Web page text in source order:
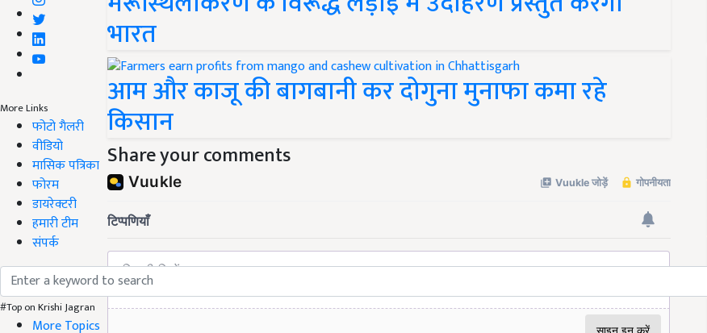
More Links
फोटो गैलरी
वीडियो
मासिक पत्रिका
फोरम
डायरेक्टरी
हमारी टीम
संपर्क
#Top on Krishi Jagran
More Topics
भारत
आम और काजू की बागबानी कर दोगुना मुनाफा कमा रहे
किसान
Share your comments